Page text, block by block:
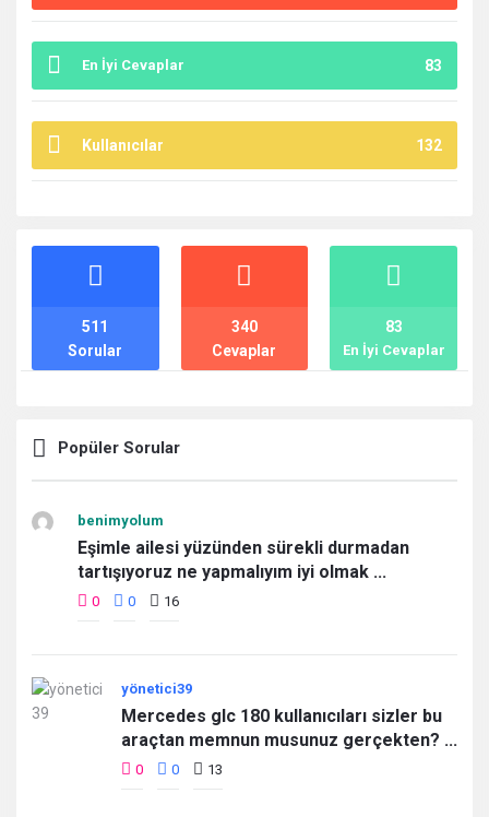
En İyi Cevaplar 83
Kullanıcılar 132
İstatistikler
Sorular
511
Cevaplar
340
En İyi Cevaplar
83
Popüler Sorular
benimyolum
Eşimle ailesi yüzünden sürekli durmadan
tartışıyoruz ne yapmalıyım iyi olmak ...
0 0 16
yönetici39
Mercedes glc 180 kullanıcıları sizler bu
araçtan memnun musunuz gerçekten? ...
0 0 13